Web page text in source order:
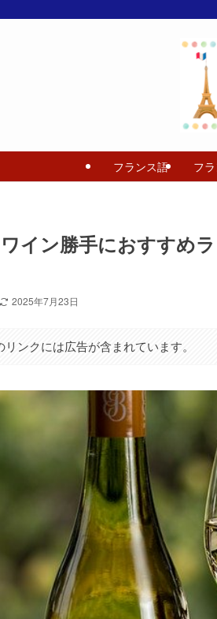
フランス語 フ
イン勝手におすすめ
2025年7月23日
リンクには広告が含まれています。